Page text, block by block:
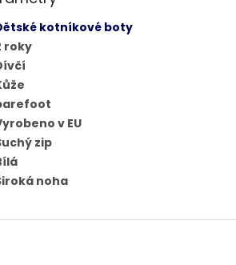
kotníkové boty
roky
v EU
zip
noha